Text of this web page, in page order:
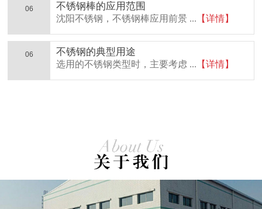
06 不锈钢棒的应用范围
沈阳不锈钢，不锈钢棒应用前景 ... 【详情】
06 不锈钢的典型用途
选用的不锈钢类型时，主要考虑 ... 【详情】